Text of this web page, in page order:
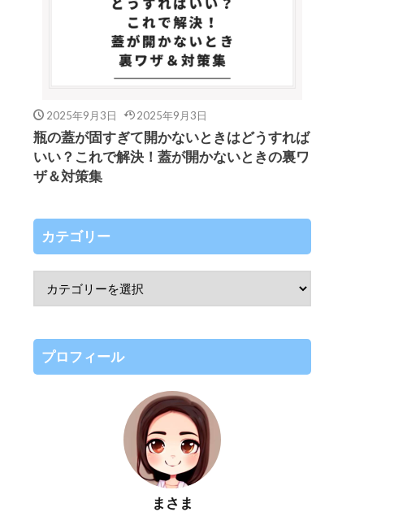
2025年9月3日 2025年9月3日
瓶の蓋が固すぎて開かないときはどうすれば
いい？これで解決！蓋が開かないときの裏ワ
ザ＆対策集
カテゴリー
プロフィール
まさま